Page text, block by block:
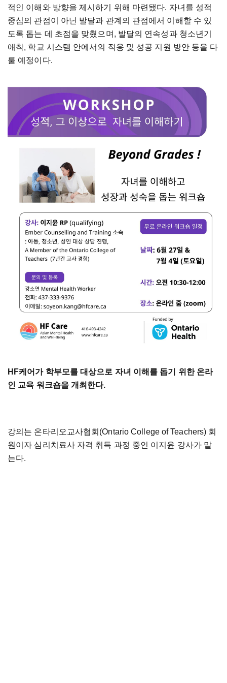
적인 이해와 방향을 제시하기 위해 마련됐다. 자녀를 성적
중심의 관점이 아닌 발달과 관계의 관점에서 이해할 수 있
도록 돕는 데 초점을 맞췄으며, 발달의 연속성과 청소년기
애착, 학교 시스템 안에서의 적응 및 성공 지원 방안 등을 다
룰 예정이다.
HF케어가 학부모를 대상으로 자녀 이해를 돕기 위한 온라
인 교육 워크숍을 개최한다.
강의는 온타리오교사협회(Ontario College of Teachers) 회
원이자 심리치료사 자격 취득 과정 중인 이지윤 강사가 맡
는다.